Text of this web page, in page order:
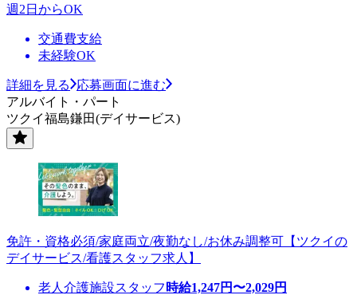
週2日からOK
交通費支給
未経験OK
詳細を見る
応募画面に進む
アルバイト・パート
ツクイ福島鎌田(デイサービス)
免許・資格必須/家庭両立/夜勤なし/お休み調整可【ツクイの
デイサービス/看護スタッフ求人】
老人介護施設スタッフ 時給1,247円〜2,029円